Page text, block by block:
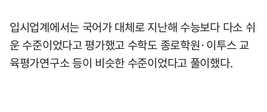
입시업계에서는 국어가 대체로 지난해 수능보다 다소 쉬
운 수준이었다고 평가했고 수학도 종로학원·이투스 교
육평가연구소 등이 비슷한 수준이었다고 풀이했다.